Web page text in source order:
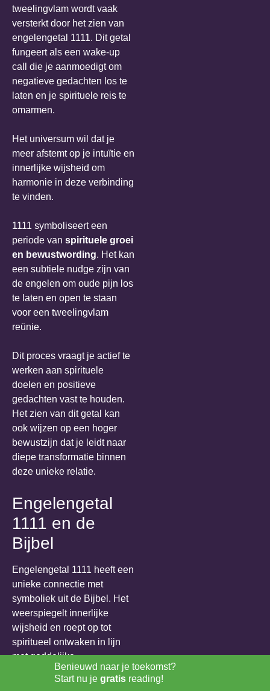
tweelingvlam wordt vaak
versterkt door het zien van
engelengetal 1111. Dit getal
fungeert als een wake-up
call die je aanmoedigt om
negatieve gedachten los te
laten en je spirituele reis te
omarmen.
Het universum wil dat je
meer afstemt op je intuïtie en
innerlijke wijsheid om
harmonie in deze verbinding
te vinden.
1111 symboliseert een
periode van spirituele groei
en bewustwording. Het kan
een subtiele nudge zijn van
de engelen om oude pijn los
te laten en open te staan
voor een tweelingvlam
reünie.
Dit proces vraagt je actief te
werken aan spirituele
doelen en positieve
gedachten vast te houden.
Het zien van dit getal kan
ook wijzen op een hoger
bewustzijn dat je leidt naar
diepe transformatie binnen
deze unieke relatie.
Engelengetal
1111 en de
Bijbel
Engelengetal 1111 heeft een
unieke connectie met
symboliek uit de Bijbel. Het
weerspiegelt innerlijke
wijsheid en roept op tot
spiritueel ontwaken in lijn
met goddelijke
boodschappen.Benieuwd naar je toekomst?
Start nu je gratis reading!